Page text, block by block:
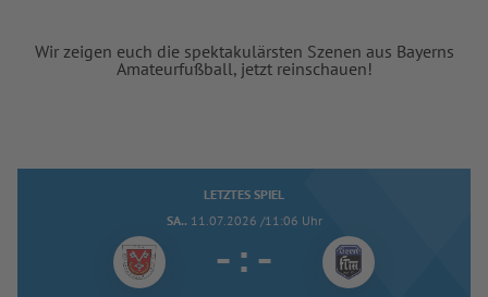
Wir zeigen euch die spektakulärsten Szenen aus Bayerns
Amateurfußball, jetzt reinschauen!
LETZTES SPIEL
SA.. 11.07.2026 /11:06 Uhr
- : -